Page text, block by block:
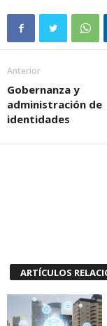
Anterior
Gobernanza y
administración de
identidades
ARTÍCULOS